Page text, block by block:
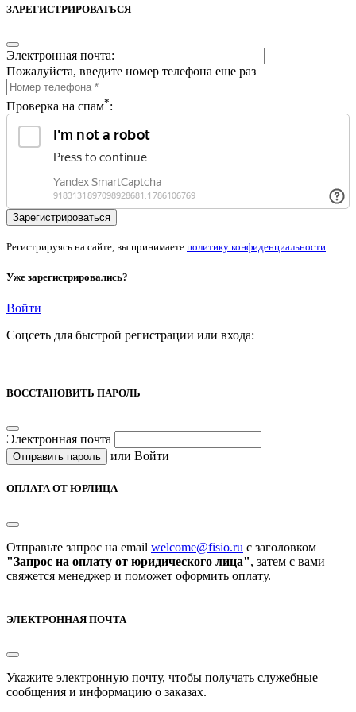
ЗАРЕГИСТРИРОВАТЬСЯ
Электронная почта:
Пожалуйста, введите номер телефона еще раз
Проверка на спам*:
Регистрируясь на сайте, вы принимаете политику конфиденциальности
Уже зарегистрировались?
Войти
Соцсеть для быстрой регистрации или входа:
ВОССТАНОВИТЬ ПАРОЛЬ
Электронная почта
Отправить пароль или Войти
ОПЛАТА ОТ ЮРЛИЦА
Отправьте запрос на email welcome@fisio.ru c заголовком
"Запрос на оплату от юридического лица", затем с вами
свяжется менеджер и поможет оформить оплату.
ЭЛЕКТРОННАЯ ПОЧТА
Укажите электронную почту, чтобы получать служебные
сообщения и информацию о заказах.